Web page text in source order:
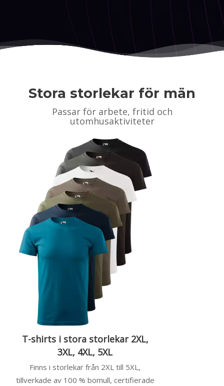
Stora storlekar för män
Passar för arbete, fritid och
utomhusaktiviteter
T-shirts i stora storlekar 2XL,
3XL, 4XL, 5XL
Finns i storlekar från 2XL till 5XL,
tillverkade av 100 % bomull, certifierade